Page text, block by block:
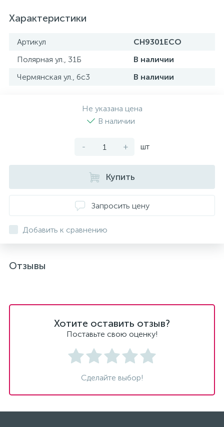
Характеристики
Артикул
CH9301ECO
Полярная ул., 31Б
В наличии
Чермянская ул., 6с3
В наличии
Не указана цена
В наличии
- + шт
Купить
Запросить цену
Добавить к сравнению
Отзывы
Хотите оставить отзыв?
Поставьте свою оценку!
Сделайте выбор!